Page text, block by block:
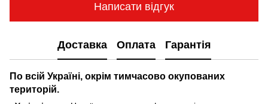
Написати відгук
Доставка Оплата Гарантія
По всій Україні, окрім тимчасово окупованих
територій.